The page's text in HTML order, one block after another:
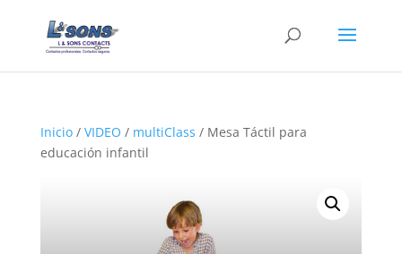
Inicio/ VIDEO / multiClass / Mesa Táctil para
educación infantil